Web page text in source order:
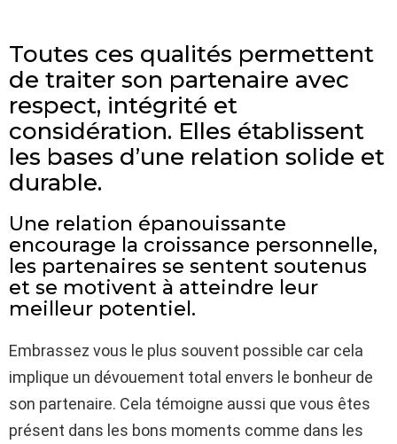
Toutes ces qualités permettent
de traiter son partenaire avec
respect, intégrité et
considération. Elles établissent
les bases d’une relation solide et
durable.
Une relation épanouissante
encourage la croissance personnelle,
les partenaires se sentent soutenus
et se motivent à atteindre leur
meilleur potentiel.
Embrassez vous le plus souvent possible car cela
implique un dévouement total envers le bonheur de
son partenaire. Cela témoigne aussi que vous êtes
présent dans les bons moments comme dans les